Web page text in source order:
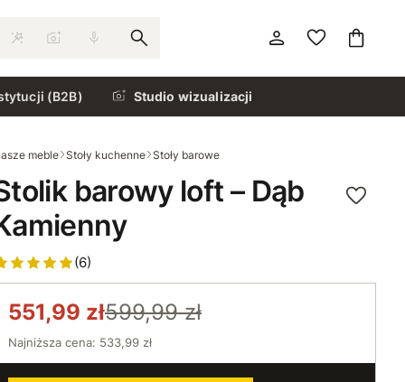
(B2B) Studio wizualizacji
meble Stoły kuchenne Stoły barowe
barowy loft – Dąb
(6)
551,99 zł599,99 zł
Najniższa cena: 533,99 zł